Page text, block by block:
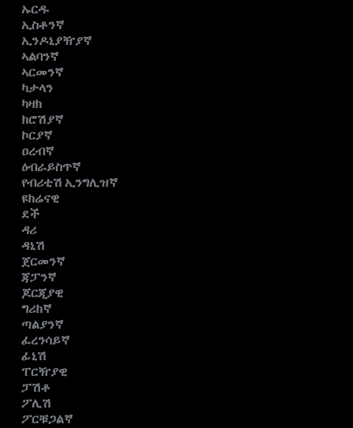
ኡርዱ
ኢስቶንኛ
ኢንዶኒያዥያኛ
ኣልባንኛ
ኣርመንኛ
ካታላን
ካዛክ
ክሮሽያኛ
ኮርያኛ
ዐረብኛ
ዕብራይስጥኛ
የብሪቲሽ ኢንግሊዝኛ
ዩክሬናዊ
ደች
ዳሪ
ዳኒሽ
ጀርመንኛ
ጃፓንኛ
ጆርጂያዊ
ግሪክኛ
ጣልያንኛ
ፈረንሳይኛ
ፊኒሽ
ፐርዥያዊ
ፓሽቶ
ፖሊሽ
ፖርቹጋልኛ